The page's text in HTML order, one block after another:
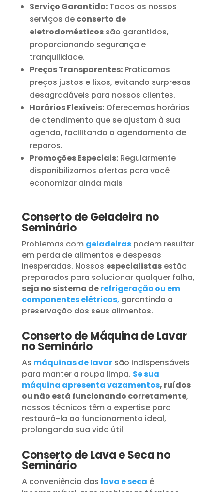
Serviço Garantido:Todos os nossos
serviços de conserto de
eletrodomésticossão garantidos,
proporcionando segurança e
tranquilidade.
Preços Transparentes:Praticamos
preços justos e fixos, evitando surpresas
desagradáveis para nossos clientes.
Horários Flexíveis:Oferecemos horários
de atendimento que se ajustam à sua
agenda, facilitando o agendamento de
reparos.
Promoções Especiais:Regularmente
disponibilizamos ofertas para você
economizar ainda mais
Conserto de Geladeira no
Seminário
Problemas com geladeiraspodem resultar
em perda de alimentos e despesas
inesperadas. Nossos especialistasestão
preparados para solucionar qualquer falha,
seja no sistema derefrigeração ou em
componentes elétricos, garantindo a
preservação dos seus alimentos.
Conserto de Máquina de Lavar
no Seminário
As máquinas de lavar são indispensáveis
para manter a roupa limpa. Se sua
máquina apresenta vazamentos, ruídos
ou não está funcionando corretamente,
nossos técnicos têm a expertise para
restaurá-la ao funcionamento ideal,
prolongando sua vida útil.
Conserto de Lava e Seca no
Seminário
A conveniência das lava e seca é